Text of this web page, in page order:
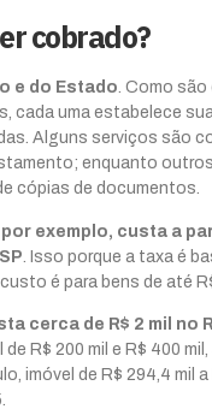
cobrado?
e do Estado. Como
cada uma estabelece
Alguns serviços são
enquanto
cópias de documentos.
exemplo, custa a
. Isso porque a taxa é
é para bens de até R$
cerca de R$ 2 mil no
de R$ 200 mil e R$ 400
imóvel de R$ 294,4 mil a